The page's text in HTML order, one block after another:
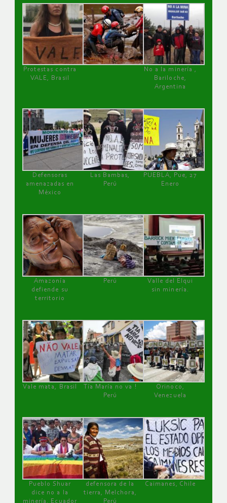
Protestas contra
VALE, Brasil
No a la minería ,
Bariloche,
Argentina
Defensoras
amenazadas en
México
Las Bambas,
Perú
PUEBLA, Pue, 27
Enero
Amazonía
defiende su
territorio
Perú
Valle del Elqui
sin minería.
Vale mata, Brasil
Tía María no va !
Perú
Orinoco,
Venezuela
Pueblo Shuar
dice no a la
minería, Ecuador
defensora de la
tierra, Melchora,
Perú
Caimanes, Chile